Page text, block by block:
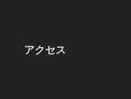
アクセス